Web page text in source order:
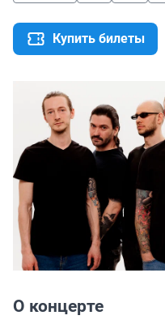
Купить билеты
О концерте